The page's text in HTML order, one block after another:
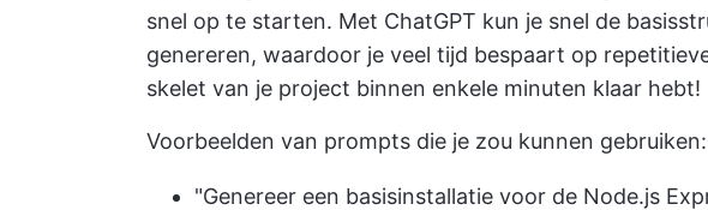
snel op te starten. Met ChatGPT kun je snel de
genereren, waardoor je veel tijd bespaart op
skelet van je project binnen enkele minuten klaar hebt!
Voorbeelden van prompts die je zou kunnen gebruiken:
"Genereer een basisinstallatie voor de Node.js